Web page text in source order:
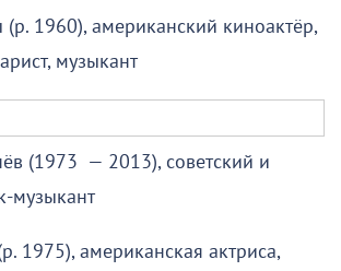
1960), американский киноактёр,
музыкант
(1973 — 2013), советский и
музыкант
1975), американская актриса,